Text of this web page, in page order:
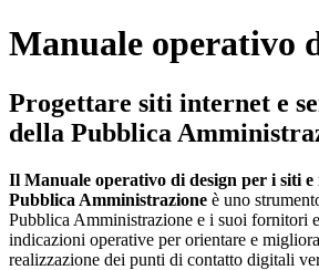
Manuale operativo
Progettare siti internet e
della Pubblica
Il Manuale operativo di design per i siti
Pubblica Amministrazione è uno
Pubblica Amministrazione e i suoi fornitori
indicazioni operative per orientare e
realizzazione dei punti di contatto digitali